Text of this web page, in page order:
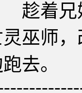
着兄妹
灵巫师
去。